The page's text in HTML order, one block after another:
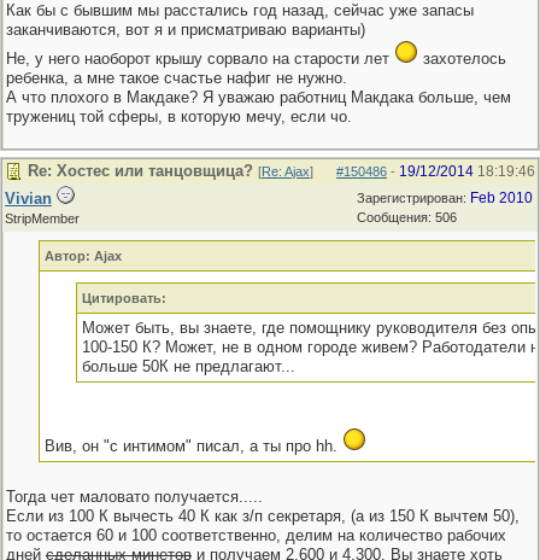
Как бы с бывшим мы расстались год назад, сейчас уже запасы
заканчиваются, вот я и присматриваю варианты)
Не, у него наоборот крышу сорвало на старости лет
захотелось
ребенка, а мне такое счастье нафиг не нужно.
А что плохого в Макдаке? Я уважаю работниц Макдака больше, чем
тружениц той сферы, в которую мечу, если чо.
#150486 - 19/12/2014 18:19:46
Re: Хостес или танцовщица? [Re: Ajax]
Зарегистрирован: Feb 2010
Сообщения: 506
Vivian
StripMember
Автор: Ajax
Цитировать:
Может быть, вы знаете, где помощнику руководителя без
100-150 К? Может, не в одном городе живем? Работодатели
больше 50К не предлагают...
Вив, он "с интимом" писал, а ты про hh.
Тогда чет маловато получается.....
Если из 100 К вычесть 40 К как з/п секретаря, (а из 150 К вычтем 50),
то остается 60 и 100 соответственно, делим на количество рабочих
дней сделанных минетов и получаем 2,600 и 4,300. Вы знаете хоть